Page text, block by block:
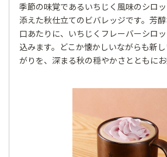
季節の味覚であるいちじく風味のシロ
添えた秋仕立てのビバレッジです。芳
口あたりに、いちじくフレーバーシロ
込みます。どこか懐かしいながらも新
がりを、深まる秋の穏やかさとともにお